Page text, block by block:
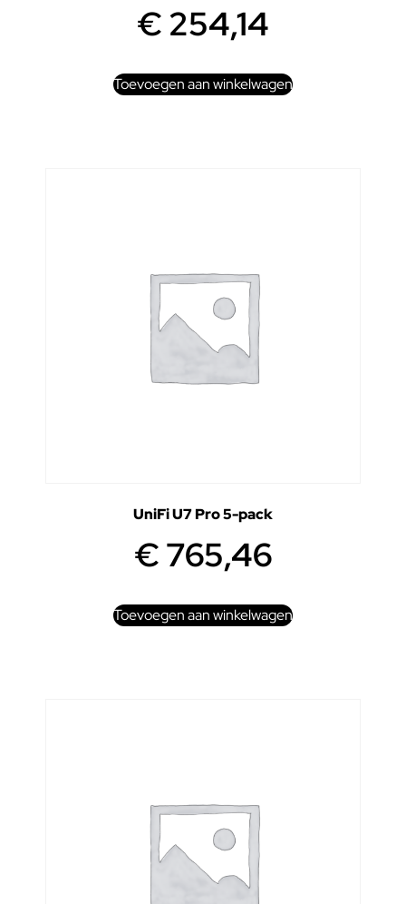
€254,14
Toevoegen aan winkelwagen
UniFi U7 Pro 5-pack
€765,46
Toevoegen aan winkelwagen